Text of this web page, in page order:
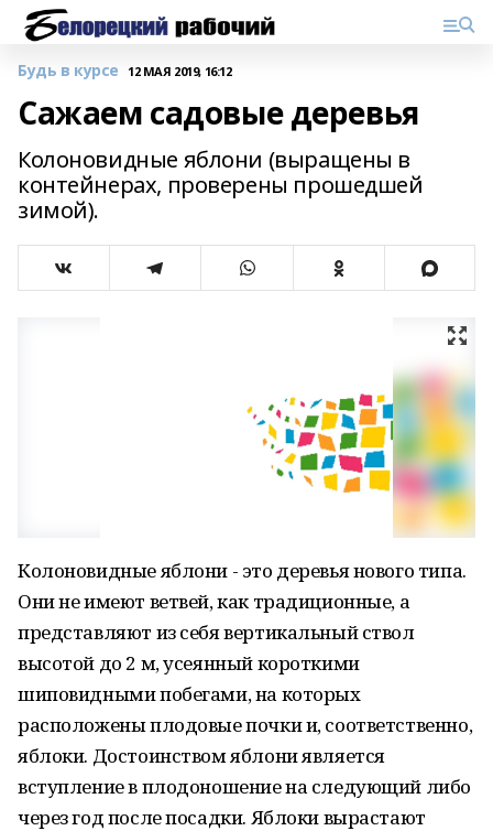
Будь в курсе 12 МАЯ 2019, 16:12
Сажаем садовые деревья
Колоновидные яблони (выращены в
контейнерах, проверены прошедшей
зимой).
Колоновидные яблони - это деревья нового типа.
Они не имеют ветвей, как традиционные, а
представляют из себя вертикальный ствол
высотой до 2 м, усеянный короткими
шиповидными побегами, на которых
расположены плодовые почки и, соответственно,
яблоки. Достоинством яблони является
вступление в плодоношение на следующий либо
через год после посадки. Яблоки вырастают